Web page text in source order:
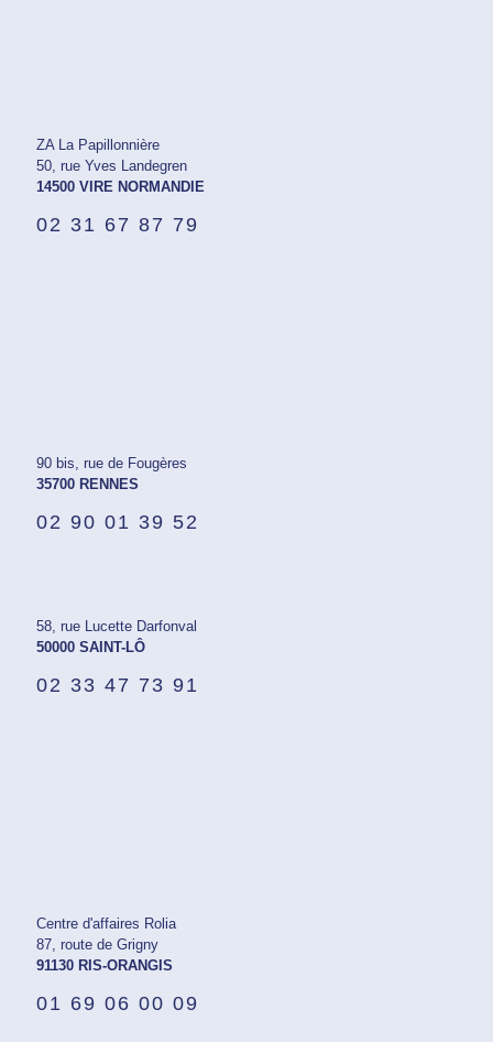
ZA La Papillonnière
50, rue Yves Landegren
14500 VIRE NORMANDIE
02 31 67 87 79
90 bis, rue de Fougères
35700 RENNES
02 90 01 39 52
58, rue Lucette Darfonval
50000 SAINT-LÔ
02 33 47 73 91
Centre d'affaires Rolia
87, route de Grigny
91130 RIS-ORANGIS
01 69 06 00 09